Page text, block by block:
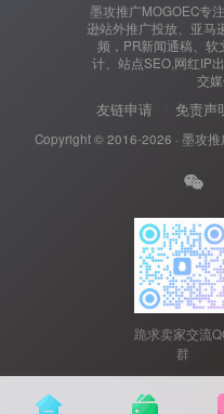
墨攻推广MOGOEC专
逊站外推广投放、亚马
频，PR新闻通稿、软
计、站点SEO,网红IP
交
友链申请 免责声
Copyright © 2016-2026 · 墨攻推
跪求卖家交流
群